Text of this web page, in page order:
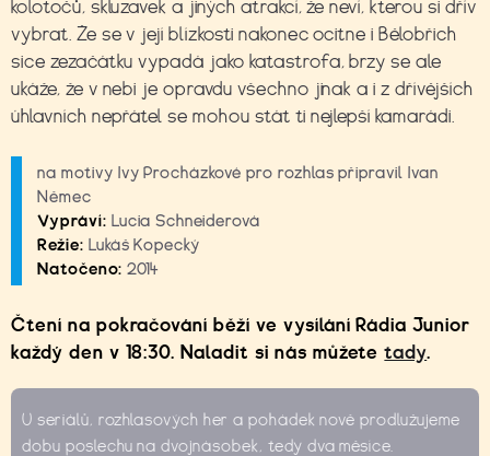
kolotočů, skluzavek a jiných atrakcí, že neví, kterou si dřív
vybrat. Že se v její blízkosti nakonec ocitne i Bělobřich
sice zezačátku vypadá jako katastrofa, brzy se ale
ukáže, že v nebi je opravdu všechno jinak a i z dřívějších
úhlavních nepřátel se mohou stát ti nejlepší kamarádi.
na motivy Ivy Procházkové pro rozhlas připravil Ivan
Němec
Vypráví: Lucia Schneiderová
Režie: Lukáš Kopecký
Natočeno: 2014
Čtení na pokračování běží ve vysílání Rádia Junior
každý den v 18:30. Naladit si nás můžete tady.
U seriálů, rozhlasových her a pohádek nově prodlužujeme
dobu poslechu na dvojnásobek, tedy dva měsíce.